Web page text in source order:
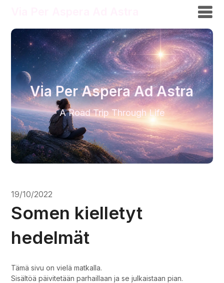
Via Per Aspera Ad Astra
A Road Trip Through Life
19/10/2022
Somen kielletyt
hedelmät
Tämä sivu on vielä matkalla.
Sisältöä päivitetään parhaillaan ja se julkaistaan pian.